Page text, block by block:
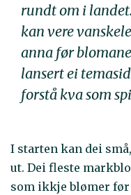
rundt om i
kan vere
anna før
lansert ei
forstå kva som
I starten kan dei
ut. Dei fleste
som ikkje blømer